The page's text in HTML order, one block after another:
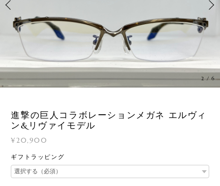
2 /6
進撃の巨人コラボレーションメガネ エルヴィ
ン&リヴァイモデル
¥20,900
ギフトラッピング